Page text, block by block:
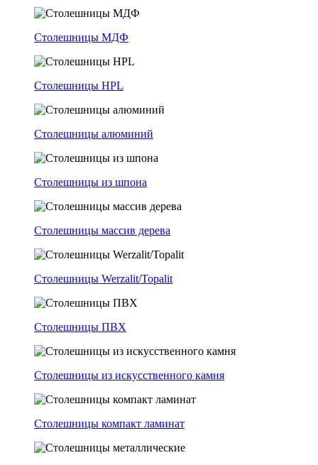
Столешницы МДФ
Столешницы HPL
Столешницы алюминий
Столешницы из шпона
Столешницы массив дерева
Столешницы Werzalit/Topalit
Столешницы ПВХ
Столешницы из искусственного камня
Столешницы компакт ламинат